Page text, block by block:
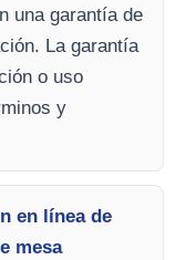
una garantía de
La garantía
o uso
y
en línea de
mesa